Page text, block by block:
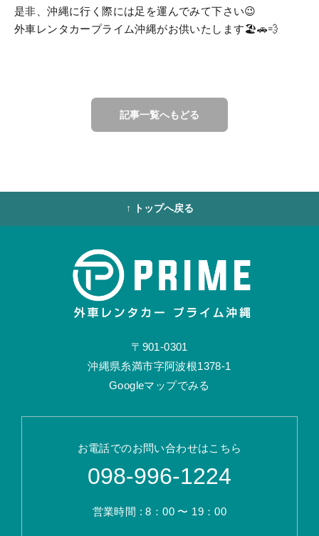
是非、沖縄に行く際には足を運んでみて下さい😉
外車レンタカープライム沖縄がお供いたします🏖️🚗💨
記事一覧へもどる
↑ トップへ戻る
〒901-0301
沖縄県糸満市字阿波根1378-1
Googleマップでみる
お電話でのお問い合わせはこちら
098-996-1224
営業時間 : 8：00 〜 19：00